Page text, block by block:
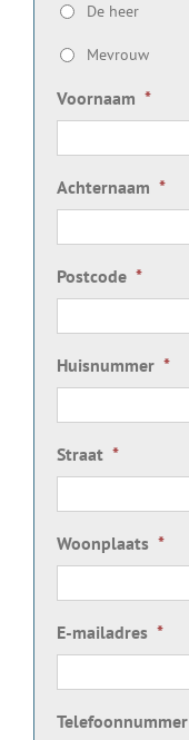
De heer
Mevrouw
Voornaam *
Achternaam *
Postcode *
Huisnummer *
Straat *
Woonplaats *
E-mailadres *
Telefoonnummer